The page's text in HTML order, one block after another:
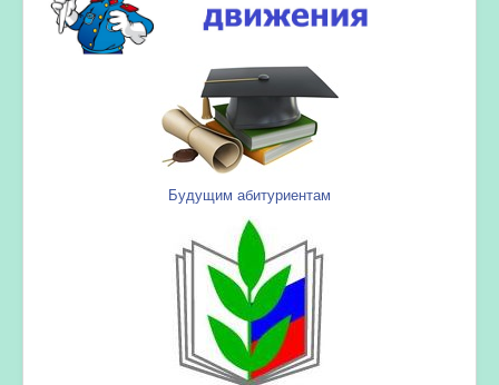
Будущим абитуриентам